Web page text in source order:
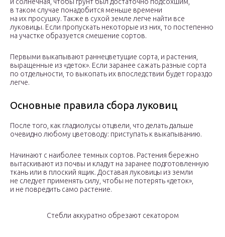
в таком случае понадобится меньше времени
на их просушку. Также в сухой земле легче найти все
луковицы. Если пропускать некоторые из них, то постепенно
на участке образуется смешение сортов.
Первыми выкапывают раннецветущие сорта, и растения,
выращенные из «деток». Если заранее сажать разные сорта
по отдельности, то выкопать их впоследствии будет гораздо
легче.
Основные правила сбора луковиц
После того, как гладиолусы отцвели, что делать дальше
очевидно любому цветоводу: приступать к выкапыванию.
Начинают с наиболее темных сортов. Растения бережно
вытаскивают из почвы и кладут на заранее подготовленную
ткань или в плоский ящик. Доставая луковицы из земли
не следует применять силу, чтобы не потерять «деток»,
и не повредить само растение.
Стебли аккуратно обрезают секатором